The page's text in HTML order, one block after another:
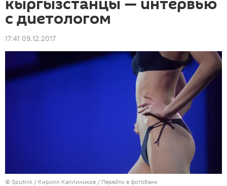
с диетологом
17:41 09.12.2017
© Sputnik / Кирилл Каллиников / Перейти в фотобанк